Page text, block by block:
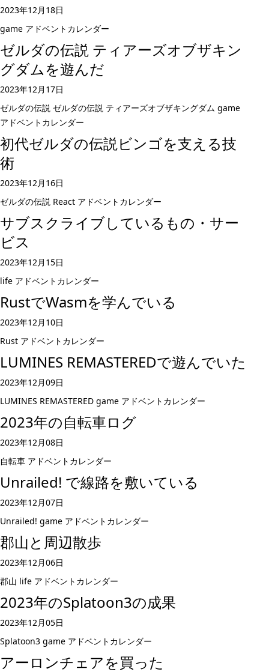
2023年12月18日
game アドベントカレンダー
ゼルダの伝説 ティアーズオブザキン
グダムを遊んだ
2023年12月17日
ゼルダの伝説 ゼルダの伝説 ティアーズオブザキングダム game
アドベントカレンダー
初代ゼルダの伝説ビンゴを支える技
術
2023年12月16日
ゼルダの伝説 React アドベントカレンダー
サブスクライブしているもの・サー
ビス
2023年12月15日
life アドベントカレンダー
RustでWasmを学んでいる
2023年12月10日
Rust アドベントカレンダー
LUMINES REMASTEREDで遊んでいた
2023年12月09日
LUMINES REMASTERED game アドベントカレンダー
2023年の自転車ログ
2023年12月08日
自転車 アドベントカレンダー
Unrailed! で線路を敷いている
2023年12月07日
Unrailed! game アドベントカレンダー
郡山と周辺散歩
2023年12月06日
郡山 life アドベントカレンダー
2023年のSplatoon3の成果
2023年12月05日
Splatoon3 game アドベントカレンダー
アーロンチェアを買った